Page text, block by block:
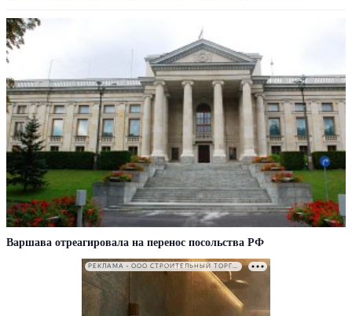
Варшава отреагировала на перенос посольства РФ
РЕКЛАМА • ООО СТРОИТЕЛЬНЫЙ ТОРГОВЫЙ ДОМ «ПЕТРОВИЧ». ИНН: 7802348846